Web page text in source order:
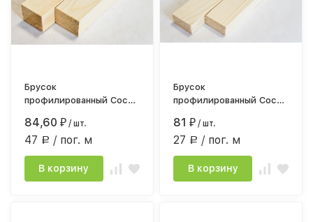
Брусок
профилированный Сосна
камерной сушки
84,60₽ / шт.
47 Р / пог. м
В корзину
Брусок
профилированный Сосна
строг.камерной сушки
81₽ / шт.
27 Р / пог. м
В корзину